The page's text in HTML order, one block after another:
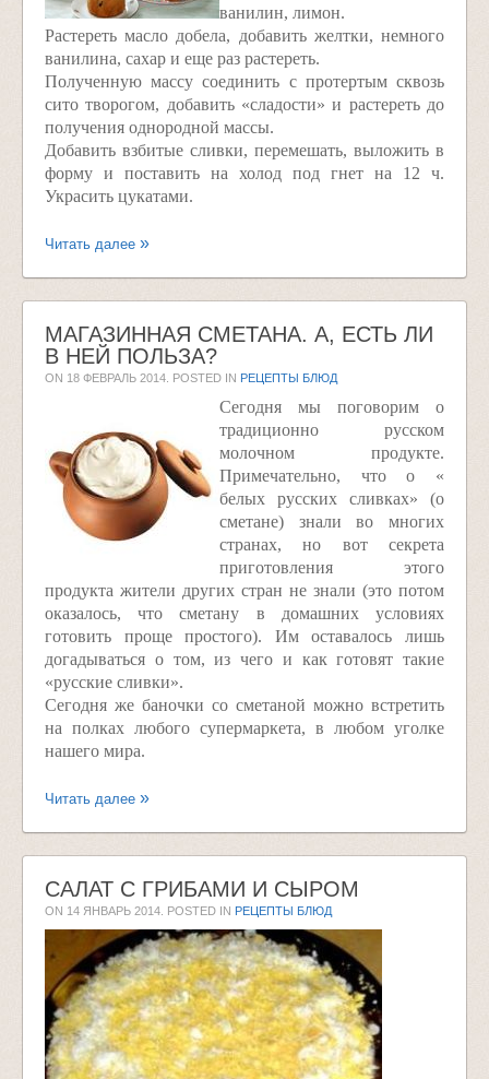
ванилин, лимон.
Растереть масло добела, добавить желтки, немного
ванилина, сахар и еще раз растереть.
Полученную массу соединить с протертым сквозь
сито творогом, добавить «сладости» и растереть до
получения однородной массы.
Добавить взбитые сливки, перемешать, выложить в
форму и поставить на холод под гнет на 12 ч.
Украсить цукатами.
Читать далее
МАГАЗИННАЯ СМЕТАНА. А, ЕСТЬ ЛИ
В НЕЙ ПОЛЬЗА?
ON 18 ФЕВРАЛЬ 2014 . POSTED IN РЕЦЕПТЫ БЛЮД
Сегодня мы поговорим о
традиционно русском
молочном продукте.
Примечательно, что о «
белых русских сливках» (о
сметане) знали во многих
странах, но вот секрета
приготовления этого
продукта жители других стран не знали (это потом
оказалось, что сметану в домашних условиях
готовить проще простого). Им оставалось лишь
догадываться о том, из чего и как готовят такие
«русские сливки».
Сегодня же баночки со сметаной можно встретить
на полках любого супермаркета, в любом уголке
нашего мира.
Читать далее
САЛАТ С ГРИБАМИ И СЫРОМ
ON 14 ЯНВАРЬ 2014 . POSTED IN РЕЦЕПТЫ БЛЮД